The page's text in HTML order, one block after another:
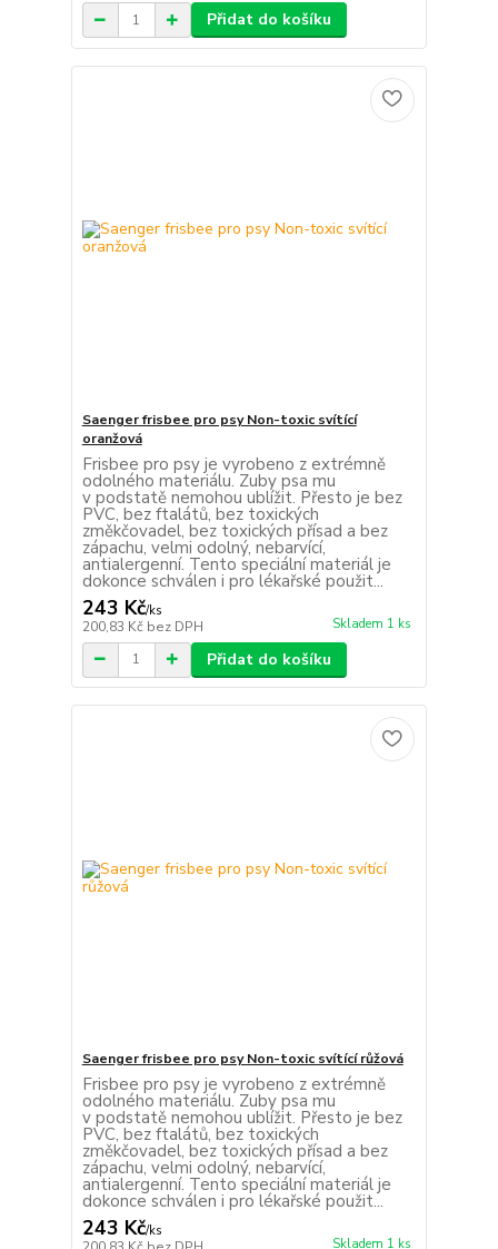
Přidat do košíku
Saenger frisbee pro psy Non-toxic svítící
oranžová
Frisbee pro psy je vyrobeno z extrémně
odolného materiálu. Zuby psa mu
v podstatě nemohou ublížit. Přesto je bez
PVC, bez ftalátů, bez toxických
změkčovadel, bez toxických přísad a bez
zápachu, velmi odolný, nebarvící,
antialergenní. Tento speciální materiál je
dokonce schválen i pro lékařské použit...
243 Kč/ks
200,83 Kč bez DPH Skladem 1 ks
Přidat do košíku
Saenger frisbee pro psy Non-toxic svítící růžová
Frisbee pro psy je vyrobeno z extrémně
odolného materiálu. Zuby psa mu
v podstatě nemohou ublížit. Přesto je bez
PVC, bez ftalátů, bez toxických
změkčovadel, bez toxických přísad a bez
zápachu, velmi odolný, nebarvící,
antialergenní. Tento speciální materiál je
dokonce schválen i pro lékařské použit...
243 Kč/ks
Skladem 1 ks